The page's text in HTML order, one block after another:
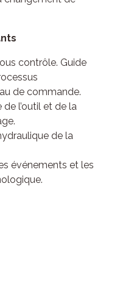
contrôle. Guide
de commande.
l’outil et de la
de la
événements et les